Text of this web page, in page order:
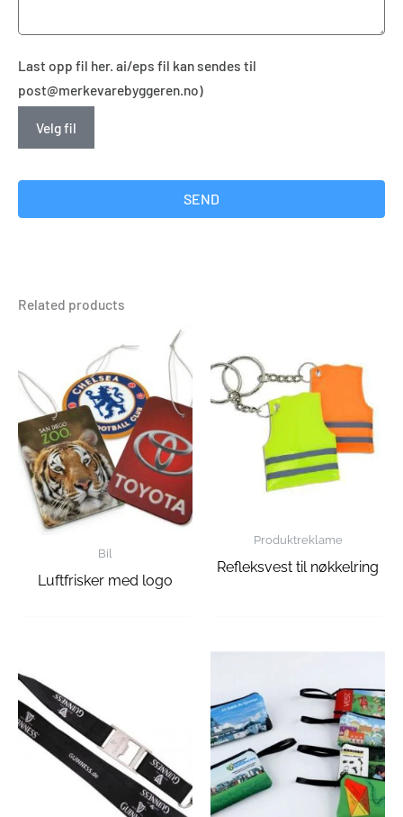
Last opp fil her. ai/eps fil kan sendes til
post@merkevarebyggeren.no)
Velg fil
SEND
Related products
Bil
Luftfrisker med logo
Produktreklame
Refleksvest til nøkkelring